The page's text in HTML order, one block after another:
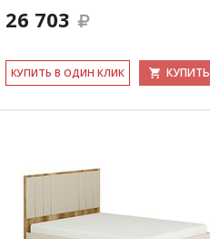
26 703
КУ­ПИТЬ В ОДИН КЛИК КУПИТЬ